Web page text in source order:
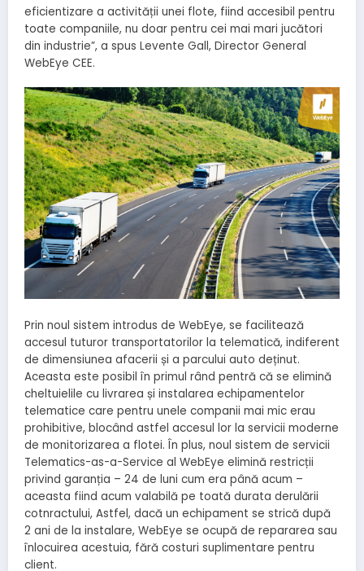
eficientizare a activității unei flote, fiind accesibil pentru
toate companiile, nu doar pentru cei mai mari jucători
din industrie”, a spus Levente Gall, Director General
WebEye CEE.
Prin noul sistem introdus de WebEye, se facilitează
accesul tuturor transportatorilor la telematică, indiferent
de dimensiunea afacerii și a parcului auto deținut.
Aceasta este posibil în primul rând pentră că se elimină
cheltuielile cu livrarea și instalarea echipamentelor
telematice care pentru unele companii mai mic erau
prohibitive, blocând astfel accesul lor la servicii moderne
de monitorizarea a flotei. În plus, noul sistem de servicii
Telematics-as-a-Service al WebEye elimină restricții
privind garanția – 24 de luni cum era până acum –
aceasta fiind acum valabilă pe toată durata derulării
cotnractului, Astfel, dacă un echipament se strică după
2 ani de la instalare, WebEye se ocupă de repararea sau
înlocuirea acestuia, fără costuri suplimentare pentru
client.